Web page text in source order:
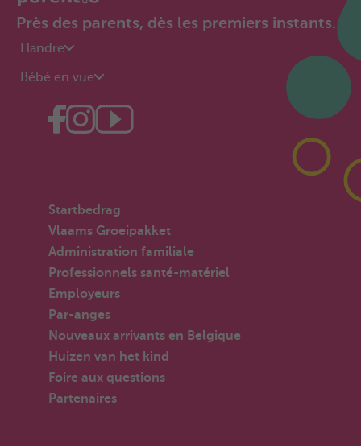
Près des parents, dès les premiers instants.
Flandre
Bébé en vue
Startbedrag
Vlaams Groeipakket
Administration familiale
Professionnels santé-matériel
Employeurs
Par-anges
Nouveaux arrivants en Belgique
Huizen van het kind
Foire aux questions
Partenaires